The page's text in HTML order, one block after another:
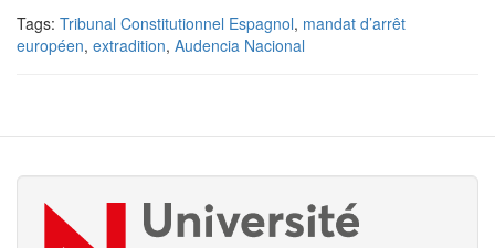
Tags: Tribunal Constitutionnel Espagnol, mandat d’arrêt
européen, extradition, Audencia Nacional